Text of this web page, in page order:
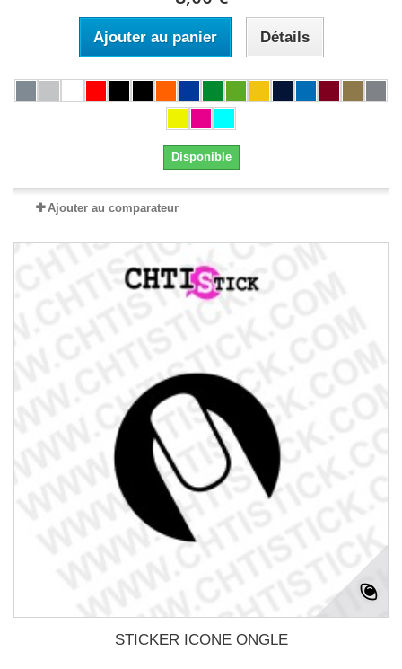
Ajouter au panier Détails
Disponible
Ajouter au comparateur
STICKER ICONE ONGLE